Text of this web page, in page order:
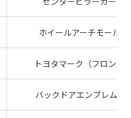
ホイールアーチモールデ
トヨタマーク（フロント
バックドアエンブレム（